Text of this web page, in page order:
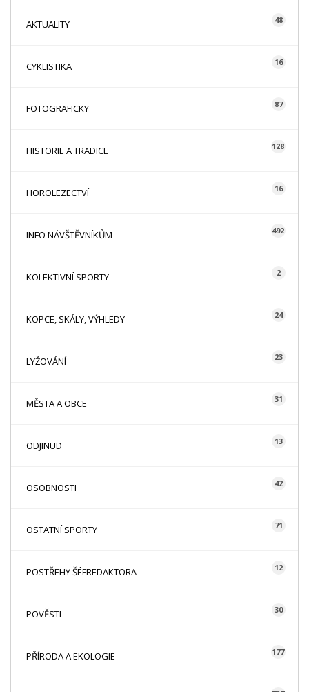
AKTUALITY 48
CYKLISTIKA 16
FOTOGRAFICKY 87
HISTORIE A TRADICE 128
HOROLEZECTVÍ 16
INFO NÁVŠTĚVNÍKŮM 492
KOLEKTIVNÍ SPORTY 2
KOPCE, SKÁLY, VÝHLEDY 24
LYŽOVÁNÍ 23
MĚSTA A OBCE 31
ODJINUD 13
OSOBNOSTI 42
OSTATNÍ SPORTY 71
POSTŘEHY ŠÉFREDAKTORA 12
POVĚSTI 30
PŘÍRODA A EKOLOGIE 177